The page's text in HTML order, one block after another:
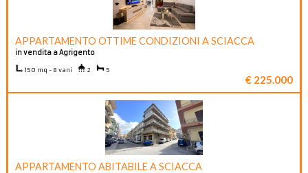
APPARTAMENTO OTTIME CONDIZIONI A SCIACCA
in vendita a Agrigento
150 mq - 8 vani 2 5
€ 225.000
APPARTAMENTO ABITABILE A SCIACCA